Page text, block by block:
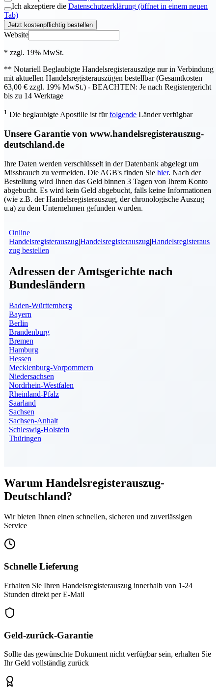
Ich akzeptiere die Datenschutzerklärung (öffnet in einem neuen
Tab)
Jetzt kostenpflichtig bestellen
Website
* zzgl. 19% MwSt.
** Notariell Beglaubigte Handelsregisterauszüge nur in Verbindung
mit aktuellen Handelsregisterauszügen bestellbar (Gesamtkosten
63,00 € zzgl. 19% MwSt.) - BEACHTEN: Je nach Registergericht
bis zu 14 Werktage
1 Die beglaubigte Apostille ist für folgende Länder verfügbar
Unsere Garantie von www.handelsregisterauszug-
deutschland.de
Ihre Daten werden verschlüsselt in der Datenbank abgelegt um
Missbrauch zu vermeiden. Die AGB's finden Sie hier. Nach der
Bestellung wird Ihnen das Geld binnen 3 Tagen von Ihrem Konto
abgebucht. Es wird kein Geld abgebucht, falls keine Informationen
(wie z.B. der Handelsregisterauszug, der chronologische Auszug
u.a) zu dem Unternehmen gefunden wurden.
Online
Handelsregisterauszug|Handelsregisterauszug|Handelsregisteraus
zug bestellen
Adressen der Amtsgerichte nach
Bundesländern
Baden-Württemberg
Bayern
Berlin
Brandenburg
Bremen
Hamburg
Hessen
Mecklenburg-Vorpommern
Niedersachsen
Nordrhein-Westfalen
Rheinland-Pfalz
Saarland
Sachsen
Sachsen-Anhalt
Schleswig-Holstein
Thüringen
Warum Handelsregisterauszug-
Deutschland?
Wir bieten Ihnen einen schnellen, sicheren und zuverlässigen
Service
Schnelle Lieferung
Erhalten Sie Ihren Handelsregisterauszug innerhalb von 1-24
Stunden direkt per E-Mail
Geld-zurück-Garantie
Sollte das gewünschte Dokument nicht verfügbar sein, erhalten Sie
Ihr Geld vollständig zurück